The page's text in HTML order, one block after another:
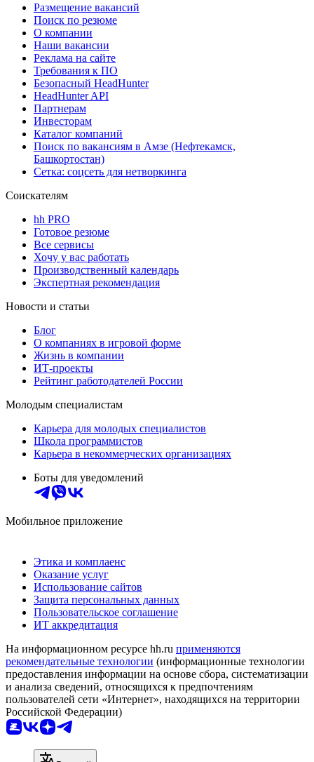
Размещение вакансий
Поиск по резюме
О компании
Наши вакансии
Реклама на сайте
Требования к ПО
Безопасный HeadHunter
HeadHunter API
Партнерам
Инвесторам
Каталог компаний
Поиск по вакансиям в Амзе (Нефтекамск,
Башкортостан)
Сетка: соцсеть для нетворкинга
Соискателям
hh PRO
Готовое резюме
Все сервисы
Хочу у вас работать
Производственный календарь
Экспертная рекомендация
Новости и статьи
Блог
О компаниях в игровой форме
Жизнь в компании
ИТ-проекты
Рейтинг работодателей России
Молодым специалистам
Карьера для молодых специалистов
Школа программистов
Карьера в некоммерческих организациях
Боты для уведомлений
Мобильное приложение
Этика и комплаенс
Оказание услуг
Использование сайтов
Защита персональных данных
Пользовательское соглашение
ИТ аккредитация
На информационном ресурсе hh.ru применяются
рекомендательные технологии (информационные технологии
предоставления информации на основе сбора, систематизации
и анализа сведений, относящихся к предпочтениям
пользователей сети «Интернет», находящихся на территории
Российской Федерации)